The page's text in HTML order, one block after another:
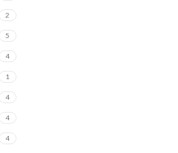
2
5
4
1
4
4
4